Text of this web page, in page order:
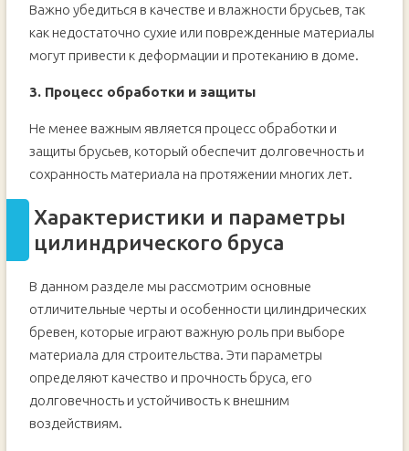
Важно убедиться в качестве и влажности брусьев, так
как недостаточно сухие или поврежденные материалы
могут привести к деформации и протеканию в доме.
3. Процесс обработки и защиты
Не менее важным является процесс обработки и
защиты брусьев, который обеспечит долговечность и
сохранность материала на протяжении многих лет.
Характеристики и параметры
цилиндрического бруса
В данном разделе мы рассмотрим основные
отличительные черты и особенности цилиндрических
бревен, которые играют важную роль при выборе
материала для строительства. Эти параметры
определяют качество и прочность бруса, его
долговечность и устойчивость к внешним
воздействиям.